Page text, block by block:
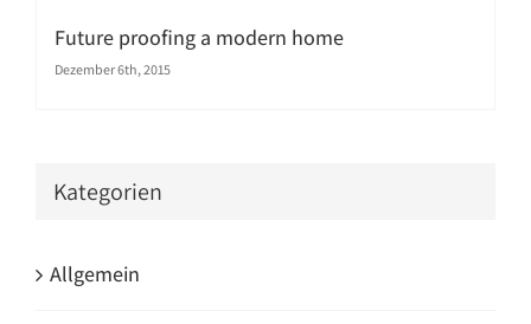
Future proofing a modern home
Dezember 6th, 2015
Kategorien
Allgemein